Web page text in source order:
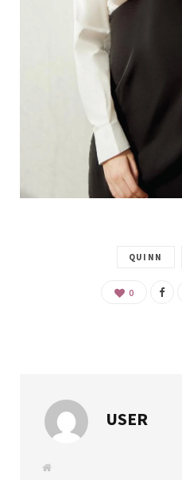
QUINN
0
USER
W